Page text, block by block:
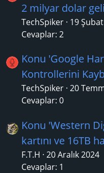
2 milyar dolar
TechSpiker 19
Cevaplar: 2
Konu 'Google
Kontrollerini
TechSpiker 20
Cevaplar: 0
Konu 'Western
kartını ve 16TB
F.T.H 20 Aralık 2024
Cevaplar: 1